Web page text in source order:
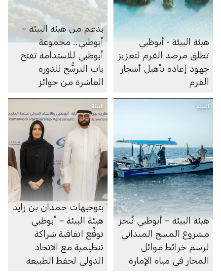
هيئة البيئة - أبوظبي
تطلق مرصد القرم لتعزيز
جهود إعادة تأهيل أشجار
القرم
بدعم من هيئة البيئة –
أبوظبي.. مجموعة
أبوظبي للاستدامة تفتح
باب الترشُّح للدورة
العاشرة من جوائز
البيئة
هيئة البيئة – أبوظبي تُنجز
مشروع المسح الميداني
لرسم خرائط موائل
المحار في مياه الإمارة
البيئة
بتوجيهات حمدان بن زايد
هيئة البيئة – أبوظبي
توقِّع اتفاقية شراكة
تنظيمية مع الاتحاد
الدولي لحفظ الطبيعة